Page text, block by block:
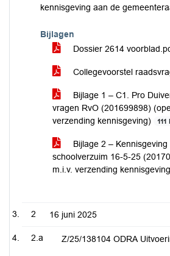
kennisgeving aan de
Bijlagen
Dossier 2614
Collegevoorstel
Bijlage 1 – C1. Pro
vragen RvO (201699898)
verzending kennisgeving)
111
Bijlage 2 –
schoolverzuim 16-5-25
m.i.v. verzending
2 16 juni 2025
2.a Z/25/138104 ODRA